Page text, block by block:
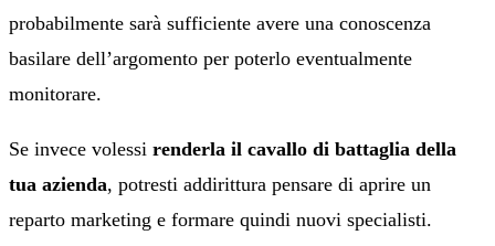
probabilmente sarà sufficiente avere una conoscenza
basilare dell’argomento per poterlo eventualmente
monitorare.
Se invece volessi renderla il cavallo di battaglia della
tua azienda, potresti addirittura pensare di aprire un
reparto marketing e formare quindi nuovi specialisti.